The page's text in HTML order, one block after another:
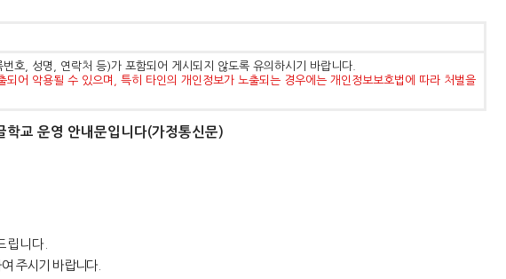
호, 성명, 연락처 등)가 포함되어 게시되지 않도록 유의하시기 바랍니다.
어 악용될 수 있으며, 특히 타인의 개인정보가 노출되는 경우에는 개인정보보호법에 따라 처벌을
학교 운영 안내문입니다(가정통신문)
립니다
주시기 바랍니다.